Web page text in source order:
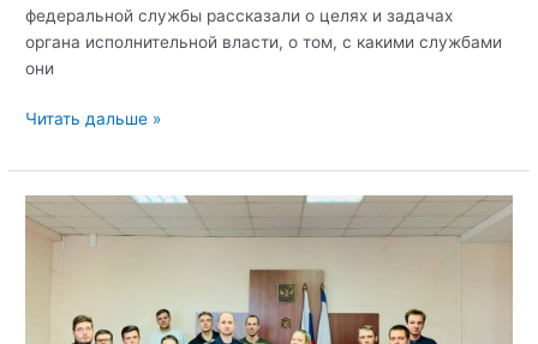
федеральной службы рассказали о целях и задачах
органа исполнительной власти, о том, с какими службами
они
Читать дальше »